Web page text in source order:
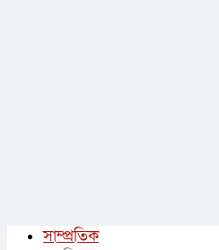
সাম্প্রতিক